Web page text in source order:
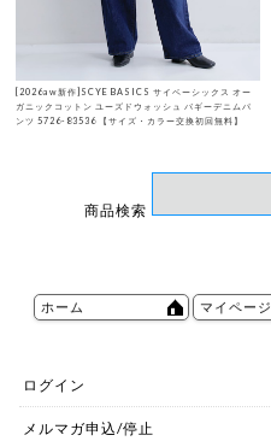
[2026aw新作]SCYE BASICS サイベーシックス オー
ガニックコットン ユーズドウォッシュ バギーデニムパ
ンツ 5726-83536 【サイズ・カラー交換初回無料】
商品検索
ホーム マイページ
ログイン
メルマガ申込/停止